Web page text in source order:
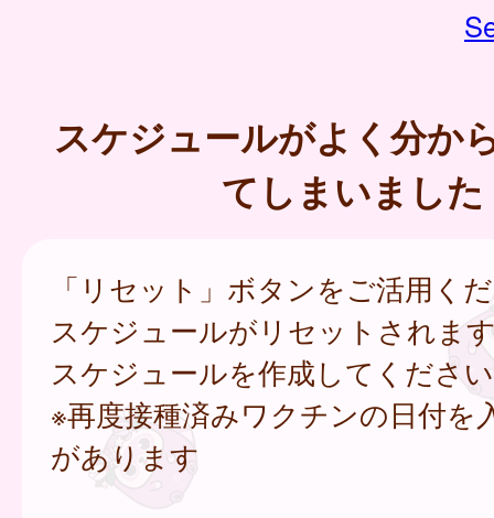
スケジュールがよく分か
てしまいました
「リセット」ボタンをご活用く
スケジュールがリセットされま
スケジュールを作成してくださ
※再度接種済みワクチンの日付を
があります